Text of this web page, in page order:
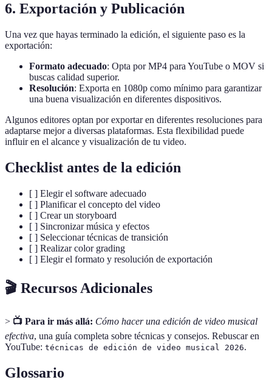
6. Exportación y Publicación
Una vez que hayas terminado la edición, el siguiente paso es la
exportación:
Formato adecuado: Opta por MP4 para YouTube o MOV si
buscas calidad superior.
Resolución: Exporta en 1080p como mínimo para garantizar
una buena visualización en diferentes dispositivos.
Algunos editores optan por exportar en diferentes resoluciones para
adaptarse mejor a diversas plataformas. Esta flexibilidad puede
influir en el alcance y visualización de tu video.
Checklist antes de la edición
[ ] Elegir el software adecuado
[ ] Planificar el concepto del video
[ ] Crear un storyboard
[ ] Sincronizar música y efectos
[ ] Seleccionar técnicas de transición
[ ] Realizar color grading
[ ] Elegir el formato y resolución de exportación
🎬 Recursos Adicionales
> 📺 Para ir más allá: Cómo hacer una edición de video musical
efectiva, una guía completa sobre técnicas y consejos. Rebuscar en
YouTube: técnicas de edición de video musical 2026.
Glossario